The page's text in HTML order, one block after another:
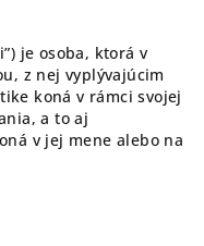
je osoba, ktorá v
z nej vyplývajúcim
koná v rámci svojej
a to aj
v jej mene alebo na